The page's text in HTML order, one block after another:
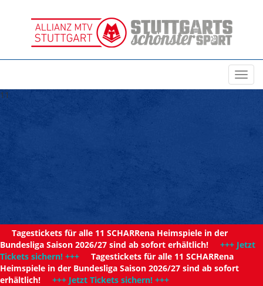
11
Tagestickets für alle 11 SCHARRena Heimspiele in der
Bundesliga Saison 2026/27 sind ab sofort erhältlich! +++ Jetzt
Tickets sichern! +++ Tagestickets für alle 11 SCHARRena
Heimspiele in der Bundesliga Saison 2026/27 sind ab sofort
erhältlich! +++ Jetzt Tickets sichern! +++